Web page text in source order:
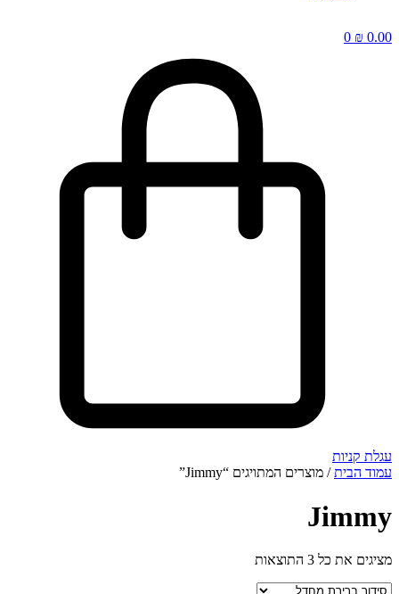
₪0.00
0
עגלת קניות
עמוד הבית/ מוצרים המתויגים “Jimmy”
Jimmy
מציגים את כל ⁦3⁩ התוצאות